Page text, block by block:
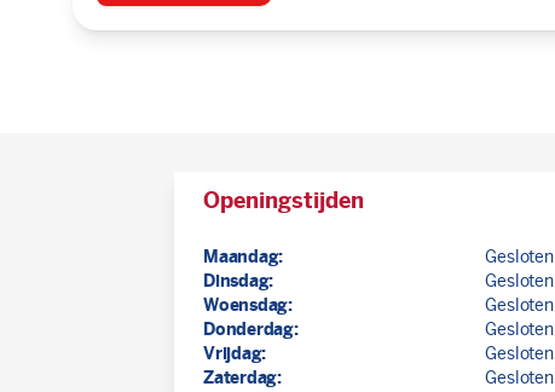
Openingstijden
Maandag:
Gesloten
Dinsdag:
Gesloten
Woensdag:
Gesloten
Donderdag:
Gesloten
Vrijdag:
Gesloten
Zaterdag:
Gesloten